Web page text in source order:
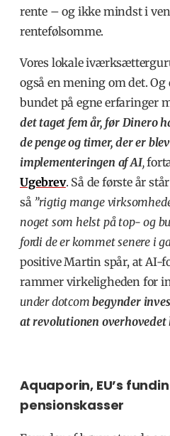
rente – og ikke mindst i
rentefølsomme.
Vores lokale
også en mening om det.
bundet på egne erfaringer
det taget fem år, før Dinero
de penge og timer, der er
implementeringen af AI,
Ugebrev. Så de første år
så ”rigtig mange
noget som helst på top- og
fordi de er kommet senere i
positive Martin spår, at AI-
rammer virkeligheden for
under dotcom begynder
at revolutionen overhovedet
Aquaporin, EU’s
pensionskasser